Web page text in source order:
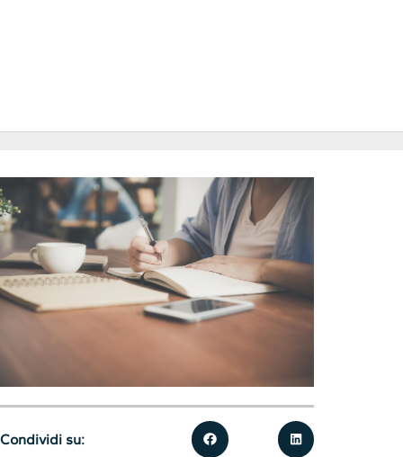
Condividi su: